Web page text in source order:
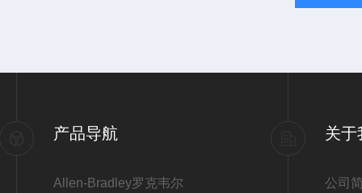
产品导航
Allen-Bradley罗克韦尔
关于
公司